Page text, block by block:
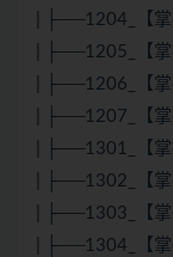
| ├──1204_【
| ├──1205_【
| ├──1206_【
| ├──1207_【
| ├──1301_【
| ├──1302_【
| ├──1303_【
| ├──1304_【